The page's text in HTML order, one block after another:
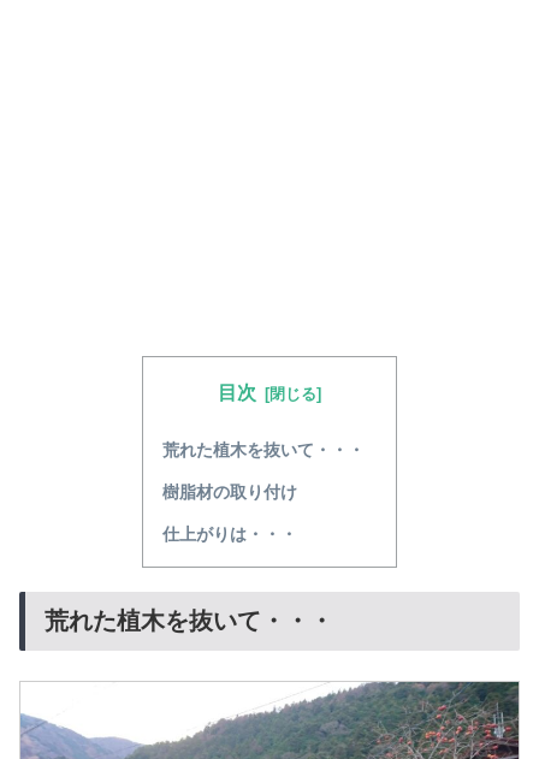
目次
荒れた植木を抜いて・・・
樹脂材の取り付け
仕上がりは・・・
荒れた植木を抜いて・・・